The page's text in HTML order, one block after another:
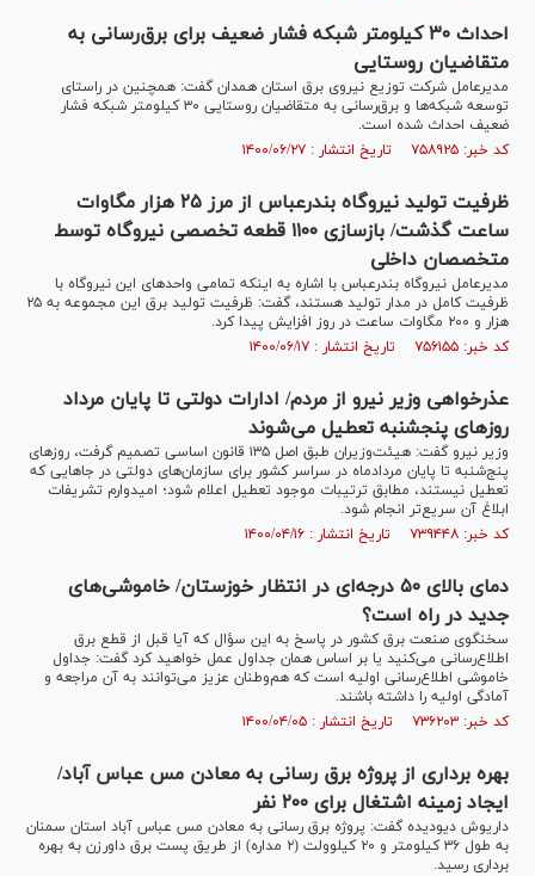
احداث ۳۰ کیلومتر شبکه فشار ضعیف برای برق‌رسانی به
متقاضیان روستایی
مدیرعامل شرکت توزیع نیروی برق استان همدان گفت: همچنین در راستای
توسعه شبکه‌ها و برق‌رسانی به متقاضیان روستایی ۳۰ کیلومتر شبکه فشار
ضعیف احداث شده است.
کد خبر: ۷۵۸۹۲۵ تاریخ انتشار : ۱۴۰۰/۰۶/۲۷
ظرفیت تولید نیروگاه بندرعباس از مرز ۲۵ هزار مگاوات
ساعت گذشت/ بازسازی ۱۱۰۰ قطعه تخصصی نیروگاه توسط
متخصصان داخلی
مدیرعامل نیروگاه بندرعباس با اشاره به اینکه تمامی واحد‌های این نیروگاه با
ظرفیت کامل در مدار تولید هستند، گفت: ظرفیت تولید برق این مجموعه به ۲۵
هزار و ۲۰۰ مگاوات ساعت در روز افزایش پیدا کرد.
کد خبر: ۷۵۶۱۵۵ تاریخ انتشار : ۱۴۰۰/۰۶/۱۷
عذرخواهی وزیر نیرو از مردم/ ادارات دولتی تا پایان مرداد
روزهای پنجشنبه‌ تعطیل می‌شوند
وزیر نیرو گفت: هیئت‌وزیران طبق اصل ۱۳۵ قانون اساسی تصمیم گرفت، روز‌های
پنج‌شنبه تا پایان مردادماه در سراسر کشور برای سازمان‌های دولتی در جا‌هایی که
تعطیل نیستند، مطابق ترتیبات موجود تعطیل اعلام شود؛ امیدوارم تشریفات
ابلاغ آن سریع‌تر انجام شود.
کد خبر: ۷۳۹۴۴۸ تاریخ انتشار : ۱۴۰۰/۰۴/۱۶
دمای بالای ۵۰ درجه‌ای در انتظار خوزستان/ خاموشی‌های
جدید در راه است؟
سخنگوی صنعت برق کشور در پاسخ به این سؤال که آیا قبل از قطع برق
اطلاع‌رسانی‌ می‌کنید یا بر اساس همان جداول عمل خواهید کرد گفت: جداول
خاموشی اطلاع‌رسانی اولیه است که هم‌وطنان عزیز می‌توانند به آن مراجعه و
آمادگی اولیه را داشته باشند.
کد خبر: ۷۳۶۲۰۳ تاریخ انتشار : ۱۴۰۰/۰۴/۰۵
بهره برداری از پروژه برق رسانی به معادن مس عباس آباد/
ایجاد زمینه اشتغال برای ۲۰۰ نفر
داریوش دیودیده گفت: پروژه برق رسانی به معادن مس عباس آباد استان سمنان
به طول ۳۶ کیلومتر و ۲۰ کیلوولت (۲ مداره) از طریق پست برق داورزن به بهره
برداری رسید.